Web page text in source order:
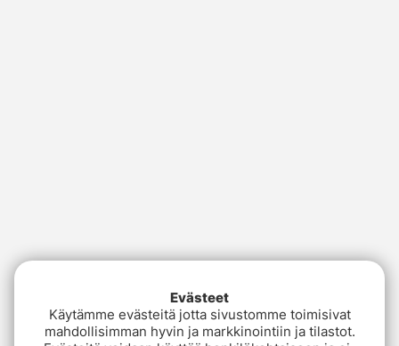
Evästeet
Käytämme evästeitä jotta sivustomme toimisivat
mahdollisimman hyvin ja markkinointiin ja tilastot.